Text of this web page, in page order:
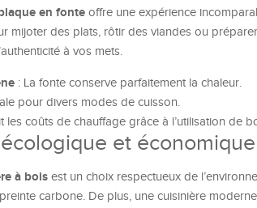
en fonte offre une expérience
mijoter des plats, rôtir des viandes ou
à vos mets.
: La fonte conserve parfaitement la chaleur.
pour divers modes de cuisson.
les coûts de chauffage grâce à l’utilisation de
et économique
à bois est un choix respectueux de
carbone. De plus, une cuisinière